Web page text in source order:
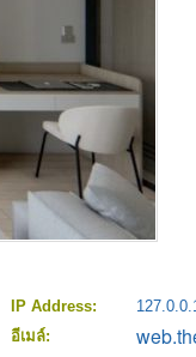
IP Address:
อีเมล์: